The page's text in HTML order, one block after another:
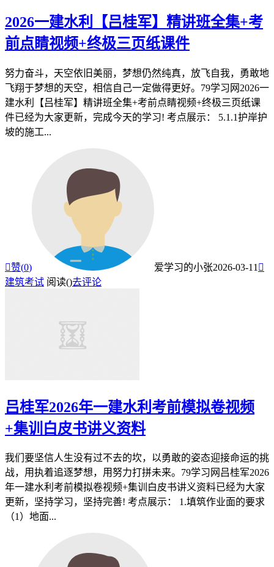
2026一建水利【吕桂军】精讲班全集+考
前点睛视频+终极三页纸课件
努力奋斗，天空依旧美丽，梦想仍然纯真，放飞自我，勇敢地
飞翔于梦想的天空，相信自己一定做得更好。79学习网2026一
建水利【吕桂军】精讲班全集+考前点睛视频+终极三页纸课
件已经为大家更新，完成今天的学习! 考点展示： 5.1.1护岸护
坡的施工...
赞(0) 爱学习的小张2026-03-11 
建筑考试 阅读()去评论
吕桂军2026年一建水利考前模拟卷视频
+集训白皮书讲义资料
我们要坚信人生没有过不去的坎，以勇敢的姿态迎接命运的挑
战，用执着追逐梦想，用努力打拼未来。79学习网吕桂军2026
年一建水利考前模拟卷视频+集训白皮书讲义资料已经为大家
更新，坚持学习，坚持完善! 考点展示： 1.填筑作业面的要求
（1）地面...